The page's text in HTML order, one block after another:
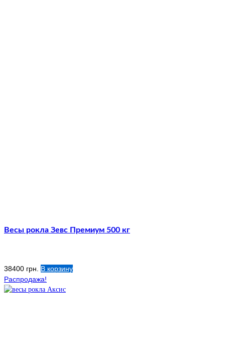
Весы рокла Зевс Премиум 500 кг
38400 грн.
В корзину
Распродажа!